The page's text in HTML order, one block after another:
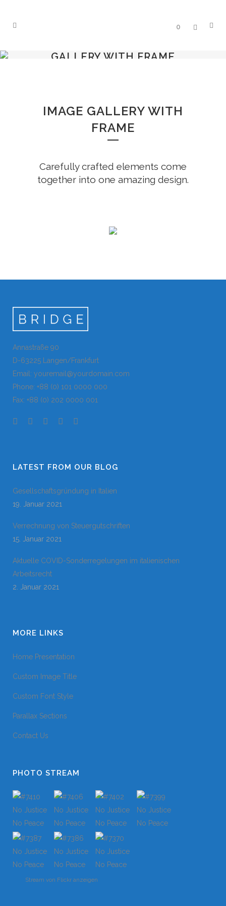
0
GALLERY WITH FRAME
IMAGE GALLERY WITH
FRAME
Carefully crafted elements come
together into one amazing design.
Annastraße 90
D-63225 Langen/Frankfurt
Email: youremail@yourdomain.com
Phone: +88 (0) 101 0000 000
Fax: +88 (0) 202 0000 001
LATEST FROM OUR BLOG
Gesellschaftsgründung in Italien
19. Januar 2021
Verrechnung von Steuergutschriften
15. Januar 2021
Aktuelle COVID-Sonderregelungen im italienischen
Arbeitsrecht
2. Januar 2021
MORE LINKS
Home Presentation
Custom Image Title
Custom Font Style
Parallax Sections
Contact Us
PHOTO STREAM
Stream von Flickr anzeigen